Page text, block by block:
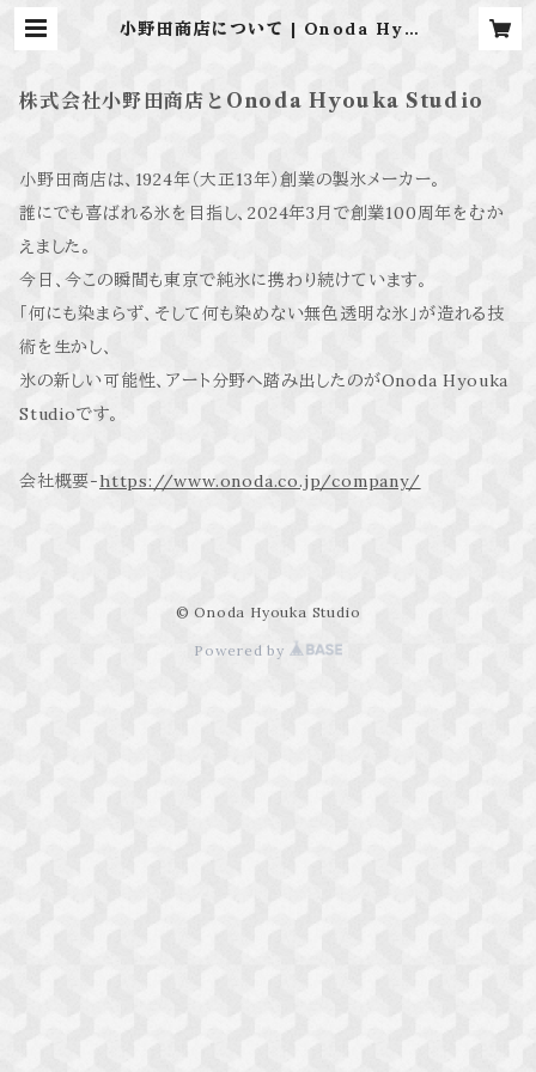
小野田商店について | Onoda Hyo
株式会社小野田商店とOnoda Hyouka Studio
小野田商店は、1924年（大正13年）創業の製氷メーカー。
誰にでも喜ばれる氷を目指し、2024年3月で創業100周年をむか
えました。
今日、今この瞬間も東京で純氷に携わり続けています。
「何にも染まらず、そして何も染めない無色透明な氷」が造れる技
術を生かし、
氷の新しい可能性、アート分野へ踏み出したのがOnoda Hyouka
Studioです。
会社概要-https://www.onoda.co.jp/company/
© Onoda Hyouka Studio
Powered by